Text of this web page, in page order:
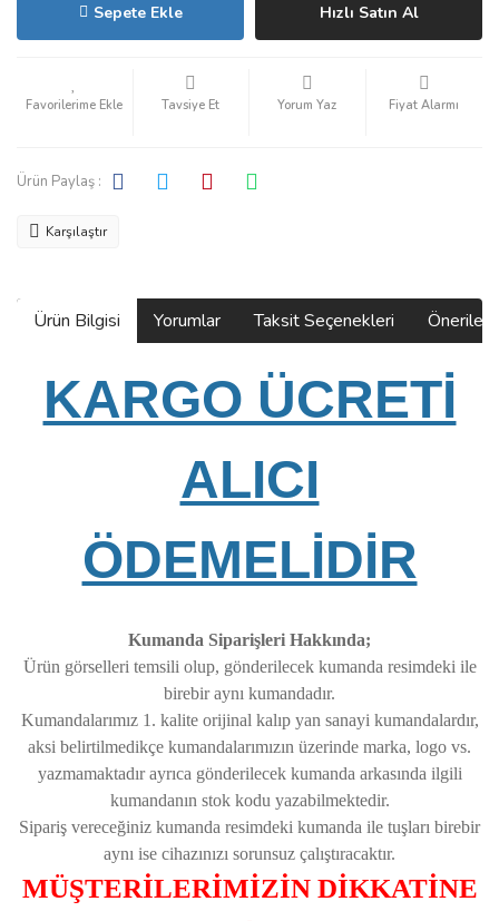
Sepete Ekle Hızlı Satın Al
Tavsiye Et Yorum Yaz Fiyat Alarmı
Ürün Paylaş :
Karşılaştır
Ürün Bilgisi Yorumlar Taksit Seçenekleri
KARGO ÜCRETİ
ALICI
ÖDEMELİDİR
Kumanda Siparişleri Hakkında;
Ürün görselleri temsili olup, gönderilecek kumanda resimdeki ile
birebir aynı kumandadır.
Kumandalarımız 1. kalite orijinal kalıp yan sanayi kumandalardır,
aksi belirtilmedikçe kumandalarımızın üzerinde marka, logo vs.
yazmamaktadır ayrıca gönderilecek kumanda arkasında ilgili
kumandanın stok kodu yazabilmektedir.
Sipariş vereceğiniz kumanda resimdeki kumanda ile tuşları birebir
aynı ise cihazınızı sorunsuz çalıştıracaktır.
MÜŞTERİLERİMİZİN DİKKATİNE